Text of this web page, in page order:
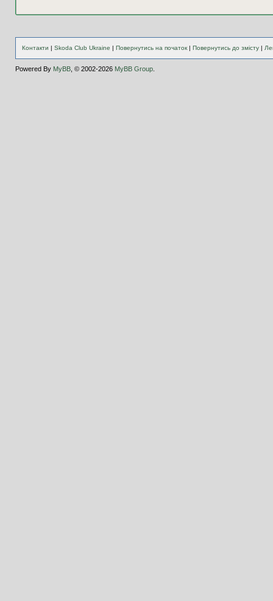
Контакти | Skoda Club Ukraine | Повернутись на початок| Повернутись до змісту|
Powered By MyBB, © 2002-2026 MyBB Group.